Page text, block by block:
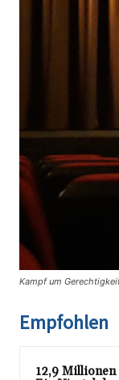
Kampf um
Empfohlen
12,9 Millionen